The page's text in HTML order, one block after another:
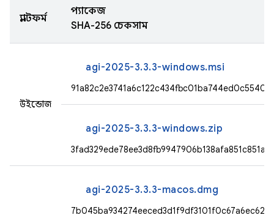
প্ল্যাটফর্ম
প্যাকেজ
SHA-256 চেকসাম
উইন্ডোজ
agi-2025-3.3.3-windows.msi
agi-2025-3.3.3-windows.zip
agi-2025-3.3.3-macos.dmg